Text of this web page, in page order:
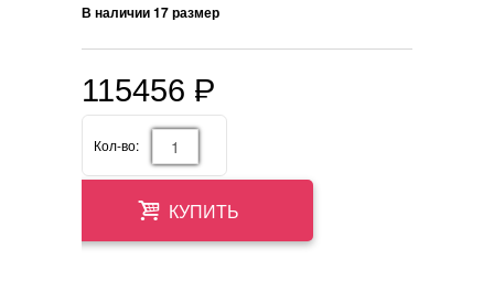
В наличии 17 размер
115456 =
P
Кол-во:
КУПИТЬ